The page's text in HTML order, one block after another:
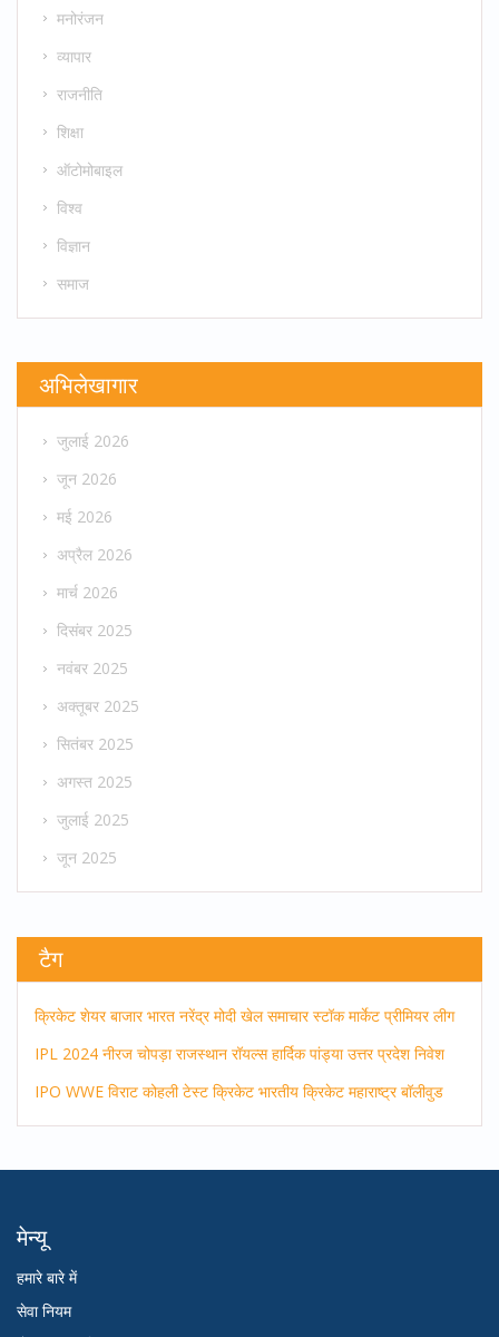
मनोरंजन
व्यापार
राजनीति
शिक्षा
ऑटोमोबाइल
विश्व
विज्ञान
समाज
अभिलेखागार
जुलाई 2026
जून 2026
मई 2026
अप्रैल 2026
मार्च 2026
दिसंबर 2025
नवंबर 2025
अक्तूबर 2025
सितंबर 2025
अगस्त 2025
जुलाई 2025
जून 2025
टैग
क्रिकेट शेयर बाजार भारत नरेंद्र मोदी खेल समाचार स्टॉक मार्केट प्रीमियर लीग
IPL 2024 नीरज चोपड़ा राजस्थान रॉयल्स हार्दिक पांड्या उत्तर प्रदेश निवेश
IPO WWE विराट कोहली टेस्ट क्रिकेट भारतीय क्रिकेट महाराष्ट्र बॉलीवुड
मेन्यू
हमारे बारे में
सेवा नियम